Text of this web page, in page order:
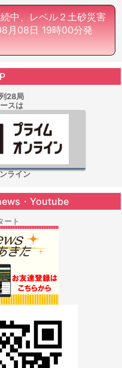
中、レベル２土砂災害
月08日 19時00分発
28局
スは
ライン
・Youtube
ート